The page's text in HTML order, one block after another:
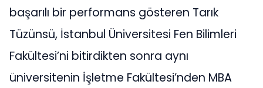
başarılı bir performans gösteren Tarık
Tüzünsü, İstanbul Üniversitesi Fen Bilimleri
Fakültesi’ni bitirdikten sonra aynı
üniversitenin İşletme Fakültesi’nden MBA